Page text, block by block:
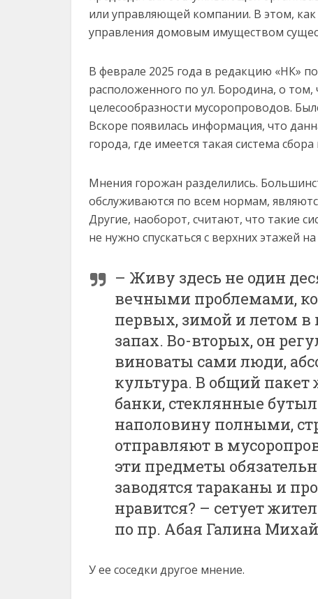
или управляющей компании. В этом,
управления домовым имуществом
В феврале 2025 года в редакцию «НК»
расположенного по ул. Бородина, о
целесообразности мусоропроводов.
Вскоре появилась информация, что
города, где имеется такая система сбора
Мнения горожан разделились.
обслуживаются по всем нормам,
Другие, наоборот, считают, что такие
не нужно спускаться с верхних этажей
– Живу здесь не один
вечными проблемами,
первых, зимой и летом в
запах. Во-вторых, он
виноваты сами люди,
культура. В общий
банки, стеклянные
наполовину полными,
отправляют в
эти предметы
заводятся тараканы и
нравится? – сетует
по пр. Абая Галина
У ее соседки другое мнение.